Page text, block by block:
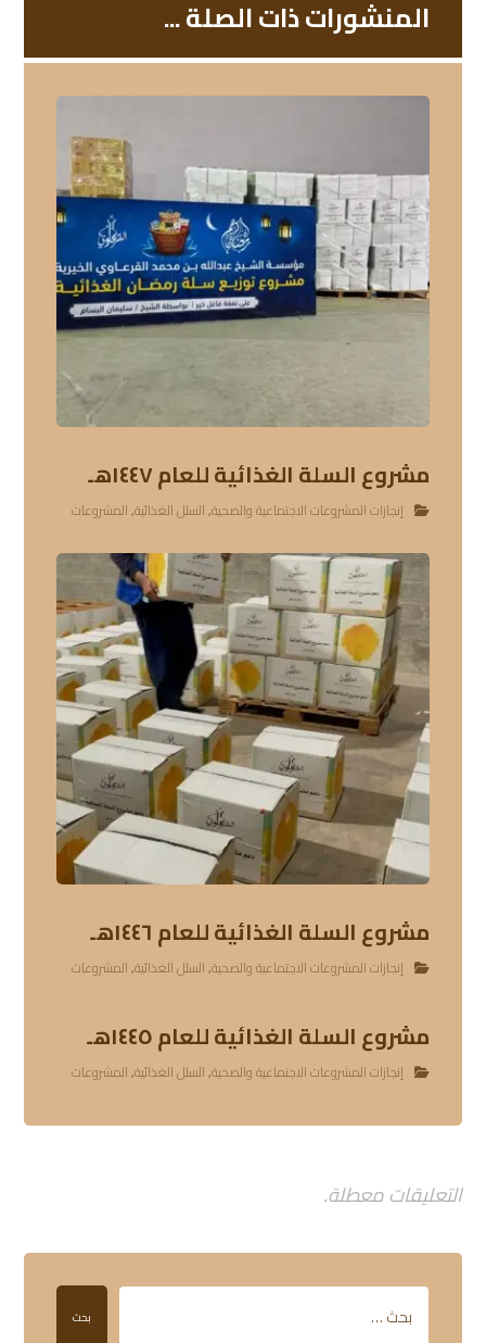
المنشورات ذات الصلة ...
مشروع السلة الغذائية للعام ١٤٤٧هـ
إنجازات المشروعات الاجتماعية والصحية,السلل الغذائية,المشروعات
مشروع السلة الغذائية للعام ١٤٤٦هـ
إنجازات المشروعات الاجتماعية والصحية,السلل الغذائية,المشروعات
مشروع السلة الغذائية للعام ١٤٤٥هـ
إنجازات المشروعات الاجتماعية والصحية,السلل الغذائية,المشروعات
التعليقات معطلة.
بحث